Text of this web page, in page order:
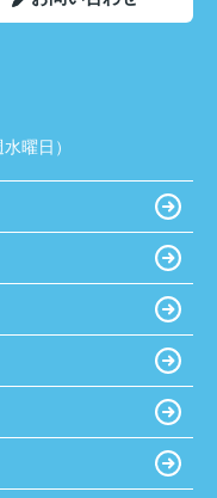
曜日）